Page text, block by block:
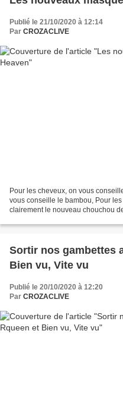
Publié le 21/10/2020 à 12:14
Par CROZACLIVE
Pour les cheveux, on vous
vous conseille le bambou, Pour
clairement le nouveau chouchou
Sortir nos gambettes
Bien vu, Vite vu
Publié le 20/10/2020 à 12:20
Par CROZACLIVE